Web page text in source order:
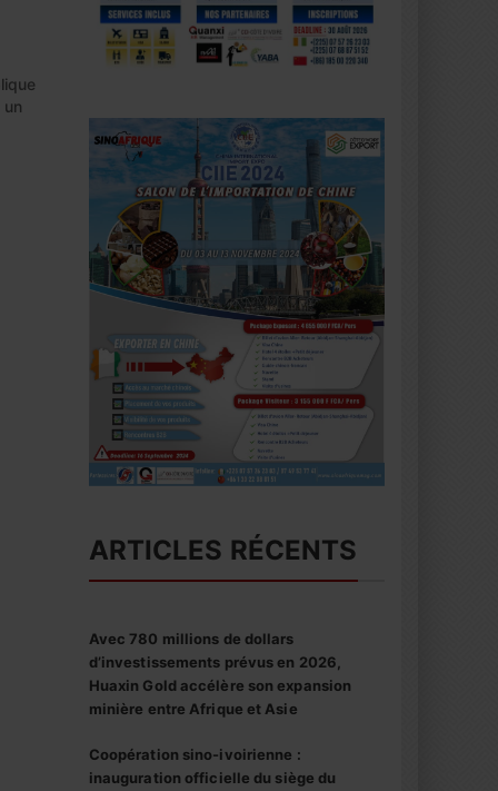
ARTICLES RÉCENTS
Avec 780 millions de dollars
d’investissements prévus en 2026,
Huaxin Gold accélère son expansion
minière entre Afrique et Asie
Coopération sino-ivoirienne :
inauguration officielle du siège du